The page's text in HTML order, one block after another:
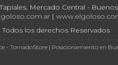
Mercado Central - Buenos
|
Todos los derechos Reservados
- TornadoStore| Posicionamiento en